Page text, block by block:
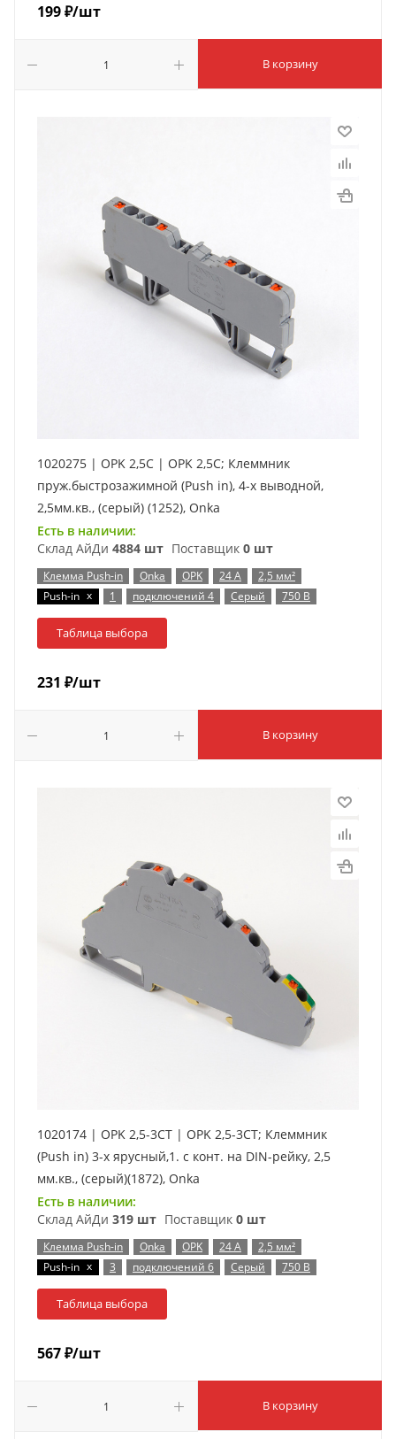
199₽/шт
В корзину
1020275 | OPK 2,5C | OPK 2,5C; Клеммник
пруж.быстрозажимной (Push in), 4-х выводной,
2,5мм.кв., (серый) (1252), Onka
Есть в наличии:
Склад АйДи 4884 шт Поставщик 0 шт
Клемма Push-in Onka OPK 24 А
2,5 мм²
Push-in x 1 подключений 4 Серый 750 В
Таблица выбора
231 ₽/шт
В корзину
1020174 | OPK 2,5-3CT | OPK 2,5-3CT; Клеммник
(Push in) 3-х ярусный,1. с конт. на DIN-рейку, 2,5
мм.кв., (серый)(1872), Onka
Есть в наличии:
Склад АйДи 319 шт Поставщик 0 шт
Клемма Push-in Onka OPK 24 А
2,5 мм²
Push-in x 3 подключений 6 Серый 750 В
Таблица выбора
567₽/шт
В корзину